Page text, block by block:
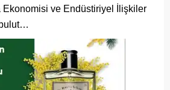
Ekonomisi ve Endüstiriyel İlişkiler